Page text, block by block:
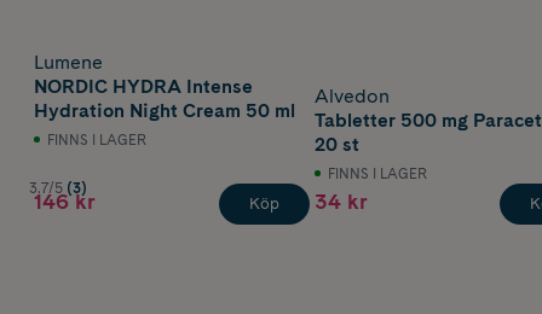
Lumene
NORDIC HYDRA Intense
Hydration Night Cream 50 ml
FINNS I LAGER
3.7/5 (3)
146 kr Köp
Alvedon
Tabletter 500 mg
20 st
FINNS I LAGER
34 kr